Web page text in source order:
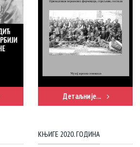
Детаљније...
КЊИГЕ 2020. ГОДИНА